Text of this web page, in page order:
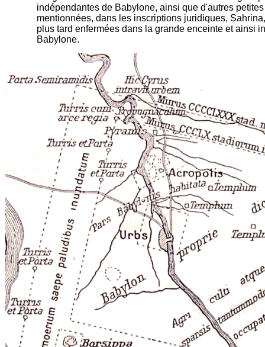
indépendantes de Babylone, ainsi que d'autres
mentionnées, dans les inscriptions juridiques,
plus tard enfermées dans la grande enceinte et ainsi
Babylone.